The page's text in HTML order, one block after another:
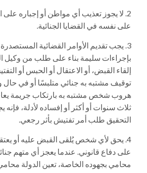
لا يجوز تعذيب أي مواطن أو إجباره على
على نفسه في القضايا الجنائية.
يجب تقديم الأوامر القضائية
بإجراءات سليمة بناء على طلب من وكيل
إلقاء القبض، أو الاعتقال أو الحبس أو
توقيف مشتبه به جنائي متلبسًا أو في
هروب شخص مشتبه به بارتكاب جريمة
ثلاث سنوات أو أكثر أو إفساده لأدلة،
التحقيق طلب أمر تفتيش بأثر رجعي.
يحق لأي شخص يُلقى القبض عليه أو
على دفاع قانوني. عندما يعجز أي متهم
محامي بجهوده الخاصة، تعين الدولة